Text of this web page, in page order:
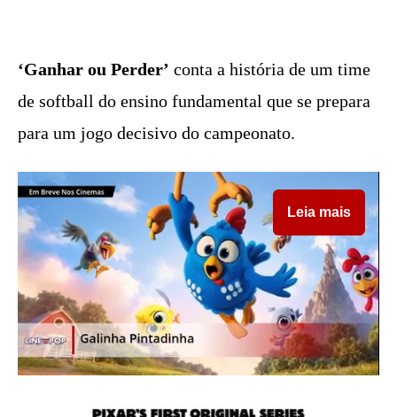
‘Ganhar ou Perder’ conta a história de um time
de softball do ensino fundamental que se prepara
para um jogo decisivo do campeonato.
Leia mais